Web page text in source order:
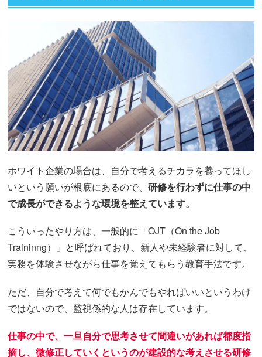
ホワイト企業の場合は、自分で考えるチカラを養ってほし
いという願いが根底にあるので、研修を行わずに仕事の中
で成長ができるような環境を整えています。
こういったやり方は、一般的に「OJT（On the Job
Traininng）」と呼ばれており、新人や未経験者に対して、
実務を体験させながら仕事を覚えてもらう教育手法です。
ただ、自分で考えて何でもかんでもやればいいというわけ
ではないので、監視係的な人は存在しています。
仕事の中で、一旦自分で思考させて間違いがあれば都度指
摘し、微修正していくというのが建設的な考えさせる研修